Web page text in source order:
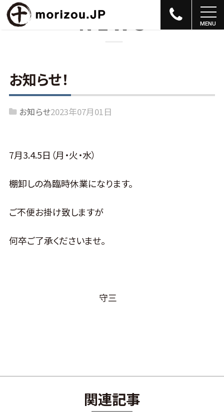
NEWS
お知らせ！
お知らせ2023年07月01日
7月3.4.5日（月・火・水）
棚卸しの為臨時休業になります。
ご不便お掛け致しますが
何卒ご了承くださいませ。
守三
関連記事